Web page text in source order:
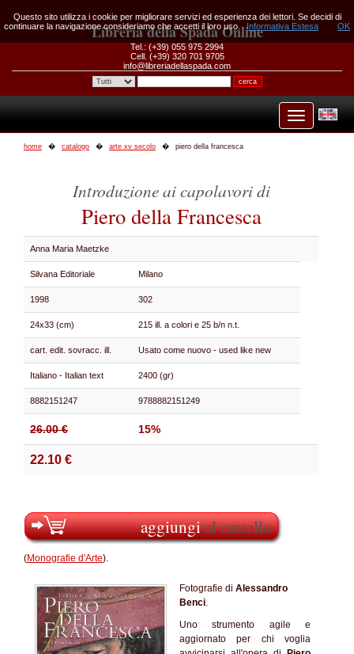
Libreria della Spada Online
Tel.: (+39) 055 975 2994
Cell. (+39) 320 701 9705
info@libreriadellaspada.com
home catalogo arte xv secolo piero della francesca
Introduzione ai capolavori di
Piero della Francesca
Anna Maria Maetzke
Silvana Editoriale Milano
1998 302
24x33 (cm) 215 ill. a colori e 25 b/n n.t.
cart. edit. sovracc. ill. Usato come nuovo - used like new
Italiano - Italian text 2400 (gr)
8882151247 9788882151249
26.00 € 15%
22.10 €
aggiungial carrello
(Monografie d'Arte).
Fotografie di Alessandro
Benci.
Uno strumento agile e
aggiornato per chi voglia
Questo sito utilizza i cookie per migliorare servizi ed esperienza dei lettori. Se decidi di
continuare la navigazione consideriamo che accetti il loro uso.
Informativa Estesa OK